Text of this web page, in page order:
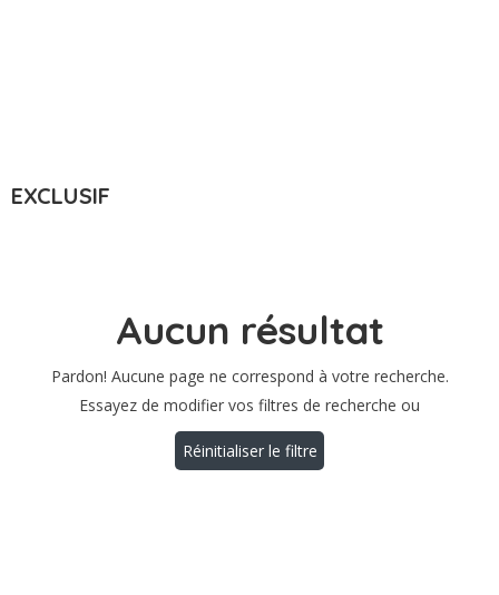
EXCLUSIF
Aucun résultat
Pardon! Aucune page ne correspond à votre recherche.
Essayez de modifier vos filtres de recherche ou
Réinitialiser le filtre